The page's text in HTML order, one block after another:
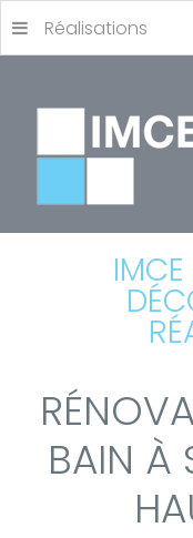
Réalisations
BAIN À